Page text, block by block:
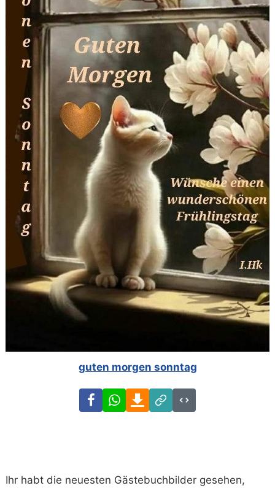
guten morgen sonntag
FacebookWhatsAppDownload
Link
Code
Ihr habt die neuesten Gästebuchbilder gesehen,